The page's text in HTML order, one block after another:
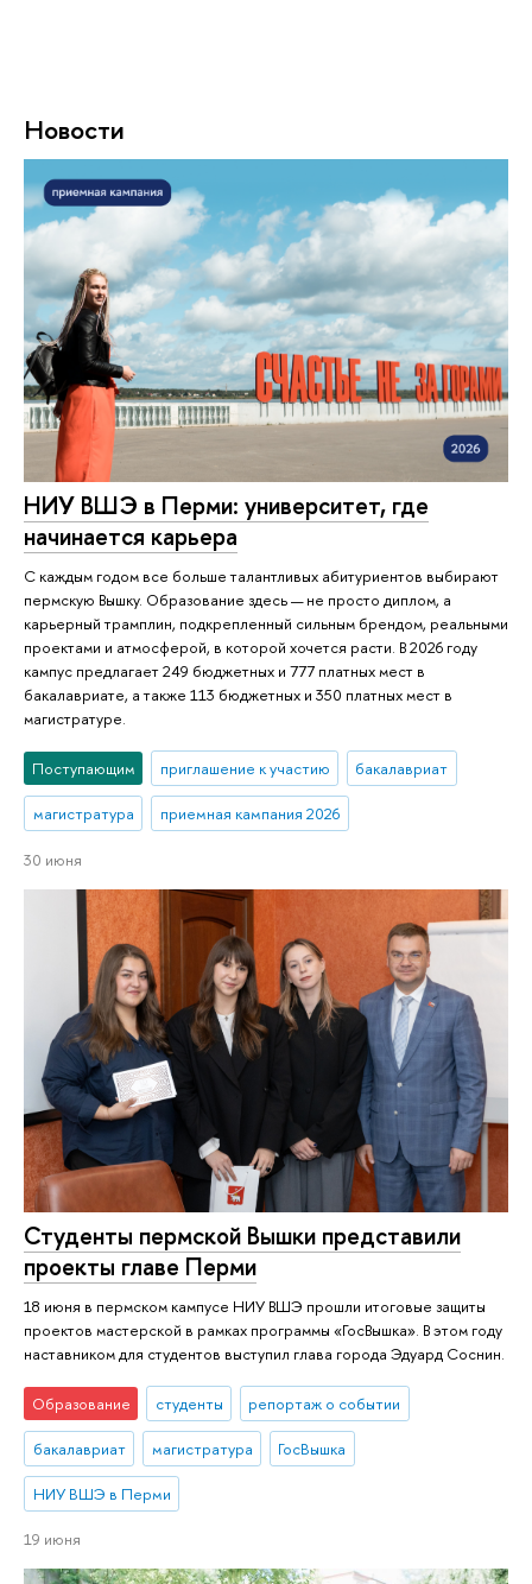
Новости
НИУ ВШЭ в Перми: университет, где
начинается карьера
С каждым годом все больше талантливых абитуриентов выбирают
пермскую Вышку. Образование здесь — не просто диплом, а
карьерный трамплин, подкрепленный сильным брендом, реальными
проектами и атмосферой, в которой хочется расти. В 2026 году
кампус предлагает 249 бюджетных и 777 платных мест в
бакалавриате, а также 113 бюджетных и 350 платных мест в
магистратуре.
Поступающим приглашение к участию бакалавриат
магистратура приемная кампания 2026
30 июня
Студенты пермской Вышки представили
проекты главе Перми
18 июня в пермском кампусе НИУ ВШЭ прошли итоговые защиты
проектов мастерской в рамках программы «ГосВышка». В этом году
наставником для студентов выступил глава города Эдуард Соснин.
Образование студенты репортаж о событии
бакалавриат магистратура ГосВышка
НИУ ВШЭ в Перми
19 июня